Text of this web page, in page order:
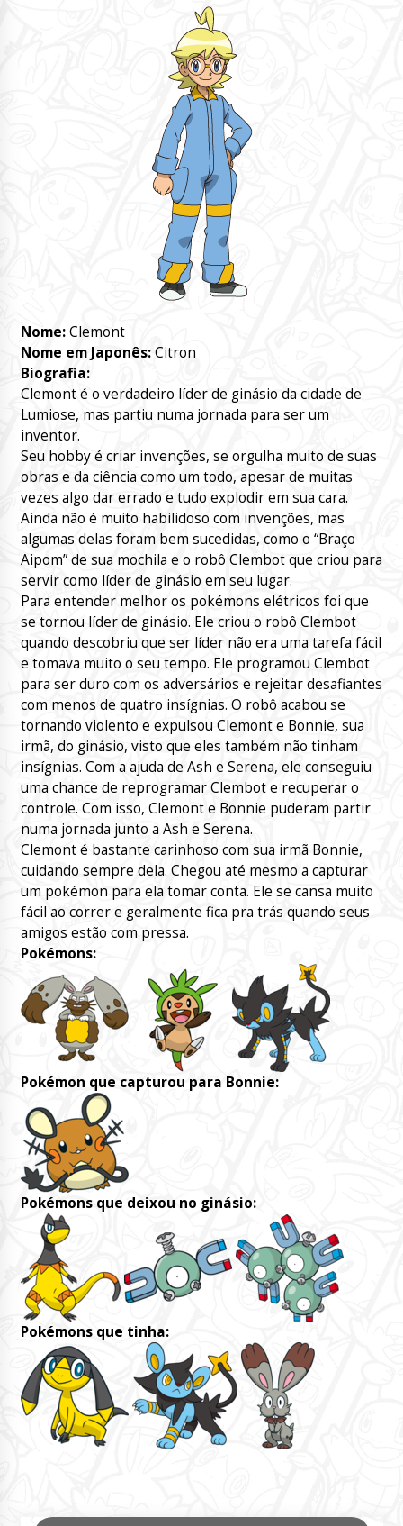
Nome:Clemont
Nome em Japonês:Citron
Biografia:
Clemont é o verdadeiro líder de ginásio da cidade de
Lumiose, mas partiu numa jornada para ser um
inventor.
Seu hobby é criar invenções, se orgulha muito de suas
obras e da ciência como um todo, apesar de muitas
vezes algo dar errado e tudo explodir em sua cara.
Ainda não é muito habilidoso com invenções, mas
algumas delas foram bem sucedidas, como o “Braço
Aipom” de sua mochila e o robô Clembot que criou para
servir como líder de ginásio em seu lugar.
Para entender melhor os pokémons elétricos foi que
se tornou líder de ginásio. Ele criou o robô Clembot
quando descobriu que ser líder não era uma tarefa fácil
e tomava muito o seu tempo. Ele programou Clembot
para ser duro com os adversários e rejeitar desafiantes
com menos de quatro insígnias. O robô acabou se
tornando violento e expulsou Clemont e Bonnie, sua
irmã, do ginásio, visto que eles também não tinham
insígnias. Com a ajuda de Ash e Serena, ele conseguiu
uma chance de reprogramar Clembot e recuperar o
controle. Com isso, Clemont e Bonnie puderam partir
numa jornada junto a Ash e Serena.
Clemont é bastante carinhoso com sua irmã Bonnie,
cuidando sempre dela. Chegou até mesmo a capturar
um pokémon para ela tomar conta. Ele se cansa muito
fácil ao correr e geralmente fica pra trás quando seus
amigos estão com pressa.
Pokémons:
Pokémon que capturou para Bonnie:
Pokémons que deixou no ginásio:
Pokémons que tinha: